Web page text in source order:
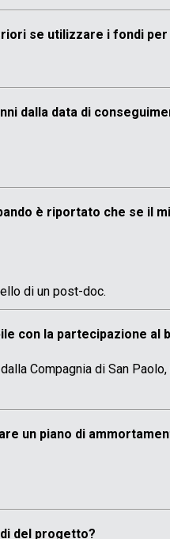
se utilizzare i fondi
dalla data di
è riportato che se il
di un post-doc.
con la partecipazione al
Compagnia di San
un piano di
del progetto?